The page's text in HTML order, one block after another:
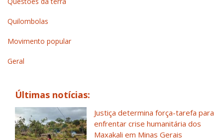
Quilombolas
Movimento popular
Geral
Últimas notícias:
Justiça determina força-tarefa para
enfrentar crise humanitária dos
Maxakali em Minas Gerais